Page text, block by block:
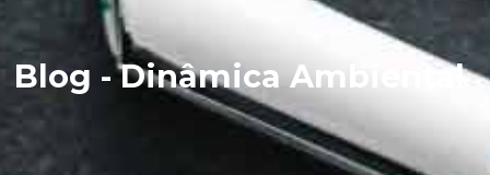
Blog - Dinâmica Ambiental